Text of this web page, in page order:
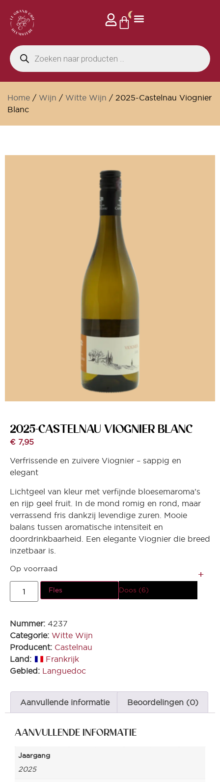
0
Home / Wijn / Witte Wijn / 2025-Castelnau Viognier
Blanc
2025-CASTELNAU VIOGNIER BLANC
€ 7,95
Verfrissende en zuivere Viognier – sappig en
elegant
Lichtgeel van kleur met verfijnde bloesemaroma’s
en rijp geel fruit. In de mond romig en rond, maar
verrassend fris dankzij levendige zuren. Mooie
balans tussen aromatische intensiteit en
doordrinkbaarheid. Een elegante Viognier die breed
inzetbaar is.
Op voorraad
Fles Doos (6)
Nummer: 4237
Categorie: Witte Wijn
Producent: Castelnau
Land:
Frankrijk
Gebied: Languedoc
Aanvullende informatie Beoordelingen (0)
AANVULLENDE INFORMATIE
Jaargang
2025